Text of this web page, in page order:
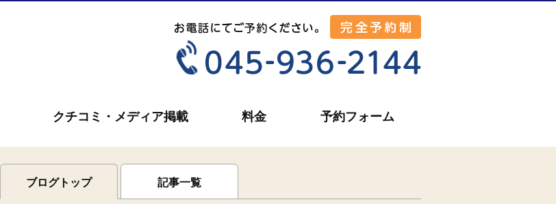
クチコミ・メディア掲載 料金 予約フォーム
ブログトップ 記事一覧